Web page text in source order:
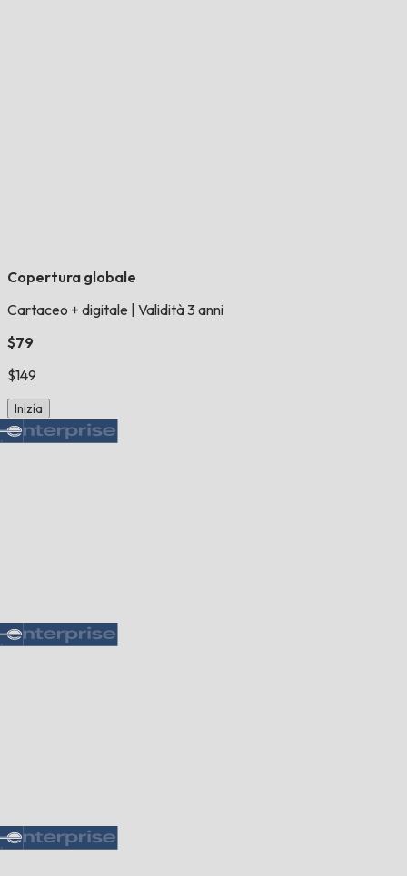
Copertura globale
Cartaceo + digitale Validità 3 anni
$79
$149
Inizia